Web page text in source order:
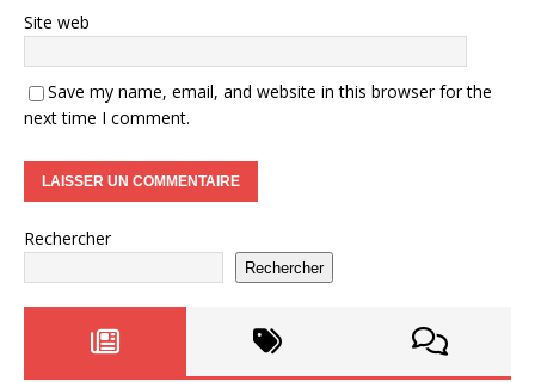
Site web
Save my name, email, and website in this browser for the
next time I comment.
Rechercher
Rechercher